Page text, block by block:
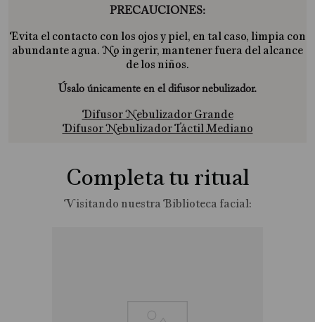
PRECAUCIONES:
Evita el contacto con los ojos y piel, en tal caso, limpia con
abundante agua. No ingerir, mantener fuera del alcance
de los niños.
Úsalo únicamente en el difusor nebulizador.
Difusor Nebulizador Grande
Difusor Nebulizador Táctil Mediano
Completa tu ritual